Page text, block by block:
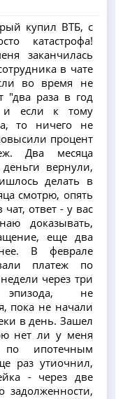
купил ВТБ, с
катастрофа!
заканчилась
в чате
во время не
"два раза в год
и если к тому
то ничего не
процент
Два месяца
вернули,
делать в
смотрю, опять
ответ - у вас
доказывать,
еще два
В феврале
платеж по
через три
не
пока не начали
в день. Зашел
нет ли у меня
по ипотечным
раз утиочнил,
- через две
задолженности,